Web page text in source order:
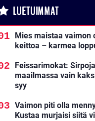
LUETUIMMAT
Mies maistaa vaimon
keittoa – karmea
Feissarimokat:
maailmassa vain
syy
Vaimon piti olla
Kustaa murjaisi siitä